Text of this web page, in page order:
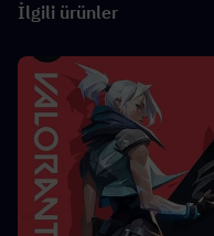
İlgili ürünler